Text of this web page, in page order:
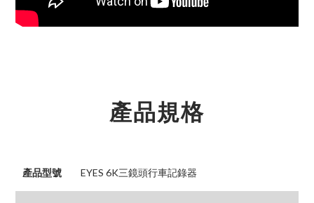
產品規格
產品型號 EYES 6K三鏡頭行車記錄器